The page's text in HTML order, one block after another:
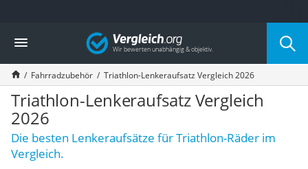
Die beliebtesten Vergleiche nach Kategorie
Freizeit & Sport
Gartentrampolin
Trampolin
Metalldetektor
Eufab-Fahrradträger
Trampolin 366 cm
Fahrradschloss
Aluminium-Koffer
Vergleich
Fahrradzubehör Triathlon-Lenkeraufsatz Vergleich 2026
Triathlon-Lenkeraufsatz Vergleich
2026
Die besten Lenkeraufsätze für Triathlon-Räder im
Vergleich.